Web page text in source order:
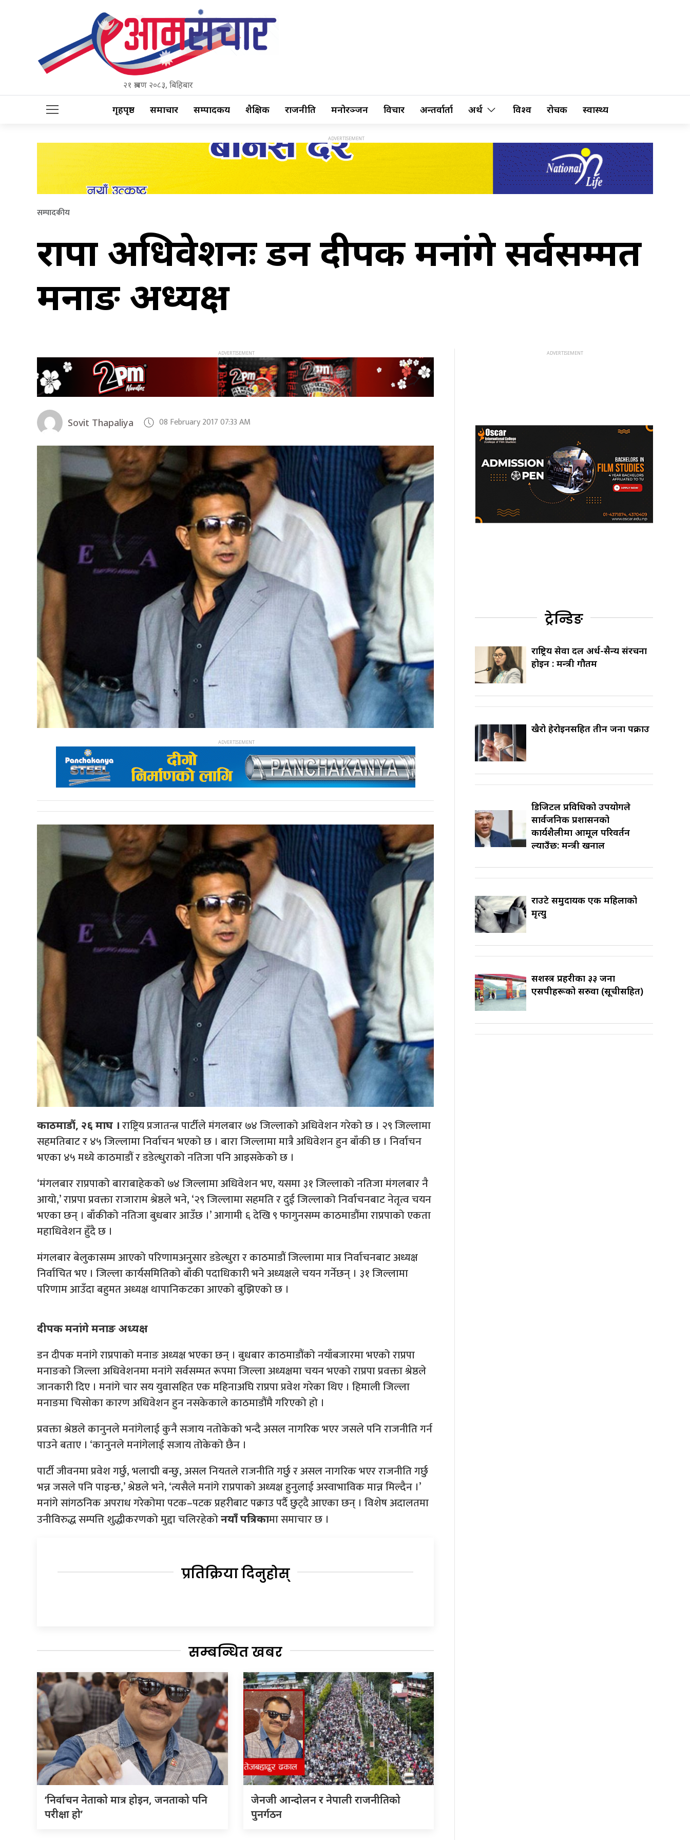
२१ श्रावण २०८३, बिहिबार
गृहपृष्ठ समाचार सम्पादकीय शैक्षिक राजनीति मनोरञ्जन विचार अन्तर्वार्ता अर्थ विश्व रोचक स्वास्थ्य
सम्पादकीय
राप्रपा अधिवेशनः डन दीपक मनांगे सर्वसम्मत
मनाङ अध्यक्ष
Sovit Thapaliya 08 February 2017 07:33 AM
काठमाडौं, २६ माघ । राष्ट्रिय प्रजातन्त्र पार्टीले मंगलबार ७४ जिल्लाको अधिवेशन गरेको छ । २९ जिल्लामा
सहमतिबाट र ४५ जिल्लामा निर्वाचन भएको छ । बारा जिल्लामा मात्रै अधिवेशन हुन बाँकी छ । निर्वाचन
भएका ४५ मध्ये काठमाडौं र डडेल्धुराको नतिजा पनि आइसकेको छ ।
‘मंगलबार राप्रपाको बाराबाहेकको ७४ जिल्लामा अधिवेशन भए, यसमा ३१ जिल्लाको नतिजा मंगलबार नै
आयो,’ राप्रपा प्रवक्ता राजाराम श्रेष्ठले भने, ‘२९ जिल्लामा सहमति र दुई जिल्लाको निर्वाचनबाट नेतृत्व चयन
भएका छन् । बाँकीको नतिजा बुधबार आउँछ ।’ आगामी ६ देखि ९ फागुनसम्म काठमाडौंमा राप्रपाको एकता
महाधिवेशन हुँदै छ ।
मंगलबार बेलुकासम्म आएको परिणामअनुसार डडेल्धुरा र काठमाडौं जिल्लामा मात्र निर्वाचनबाट अध्यक्ष
निर्वाचित भए । जिल्ला कार्यसमितिको बाँकी पदाधिकारी भने अध्यक्षले चयन गर्नेछन् । ३१ जिल्लामा
परिणाम आउँदा बहुमत अध्यक्ष थापानिकटका आएको बुझिएको छ ।
दीपक मनांगे मनाङ अध्यक्ष
डन दीपक मनांगे राप्रपाको मनाङ अध्यक्ष भएका छन् । बुधबार काठमाडौंको नयाँबजारमा भएको राप्रपा
मनाङको जिल्ला अधिवेशनमा मनांगे सर्वसम्मत रूपमा जिल्ला अध्यक्षमा चयन भएको राप्रपा प्रवक्ता श्रेष्ठले
जानकारी दिए । मनांगे चार सय युवासहित एक महिनाअघि राप्रपा प्रवेश गरेका थिए । हिमाली जिल्ला
मनाङमा चिसोका कारण अधिवेशन हुन नसकेकाले काठमाडौंमै गरिएको हो ।
प्रवक्ता श्रेष्ठले कानुनले मनांगेलाई कुनै सजाय नतोकेको भन्दै असल नागरिक भएर जसले पनि राजनीति गर्न
पाउने बताए । ‘कानुनले मनांगेलाई सजाय तोकेको छैन ।
पार्टी जीवनमा प्रवेश गर्छु, भलाद्मी बन्छु, असल नियतले राजनीति गर्छु र असल नागरिक भएर राजनीति गर्छु
भन्न जसले पनि पाइन्छ,’ श्रेष्ठले भने, ‘त्यसैले मनांगे राप्रपाको अध्यक्ष हुनुलाई अस्वाभाविक मान्न मिल्दैन ।’
मनांगे सांगठनिक अपराध गरेकोमा पटक–पटक प्रहरीबाट पक्राउ पर्दै छुट्दै आएका छन् । विशेष अदालतमा
उनीविरुद्ध सम्पत्ति शुद्धीकरणको मुद्दा चलिरहेकोनयाँ पत्रिकामा समाचार छ ।
प्रतिक्रिया दिनुहोस्
सम्बन्धित खबर
‘निर्वाचन नेताको मात्र होइन, जनताको पनि
परीक्षा हो’
जेनजी आन्दोलन र नेपाली राजनीतिको
पुनर्गठन
ट्रेन्डिङ
राष्ट्रिय सेवा दल अर्ध-सैन्य संरचना
होइन : मन्त्री गौतम
खैरो हेरोइनसहित तीन जना पक्राउ
डिजिटल प्रविधिको उपयोगले
सार्वजनिक प्रशासनको
कार्यशैलीमा आमूल परिवर्तन
ल्याउँछ: मन्त्री खनाल
राउटे समुदायकी एक महिलाको
मृत्यु
सशस्त्र प्रहरीका ३३ जना
एसपीहरूको सरुवा (सूचीसहित)